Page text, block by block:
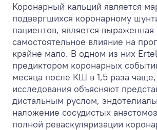
Коронарный кальций является
подвергшихся коронарному
пациентов, является
самостоятельное влияние на
крайне мало. В одном из них
предиктором коронарных
месяца после КШ в 1,5 раза
исследования объясняют
дистальным руслом,
наложение сосудистых
полной реваскуляризации